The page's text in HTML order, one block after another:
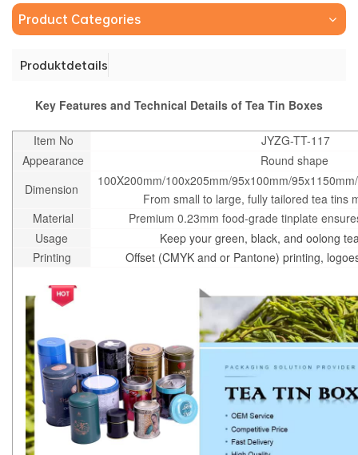
Product Categories
Produktdetails
Key Features and Technical Details of Tea Tin Boxes
Item No
JYZG-TT-117
Appearance
Round shape
Dimension
100X200mm/100x205mm/95x100mm/
From small to large, fully tailored tea tins
Material
Premium 0.23mm food-grade tinplate
Usage
Keep your green, black, and oolong
Printing
Offset (CMYK and or Pantone) printing,